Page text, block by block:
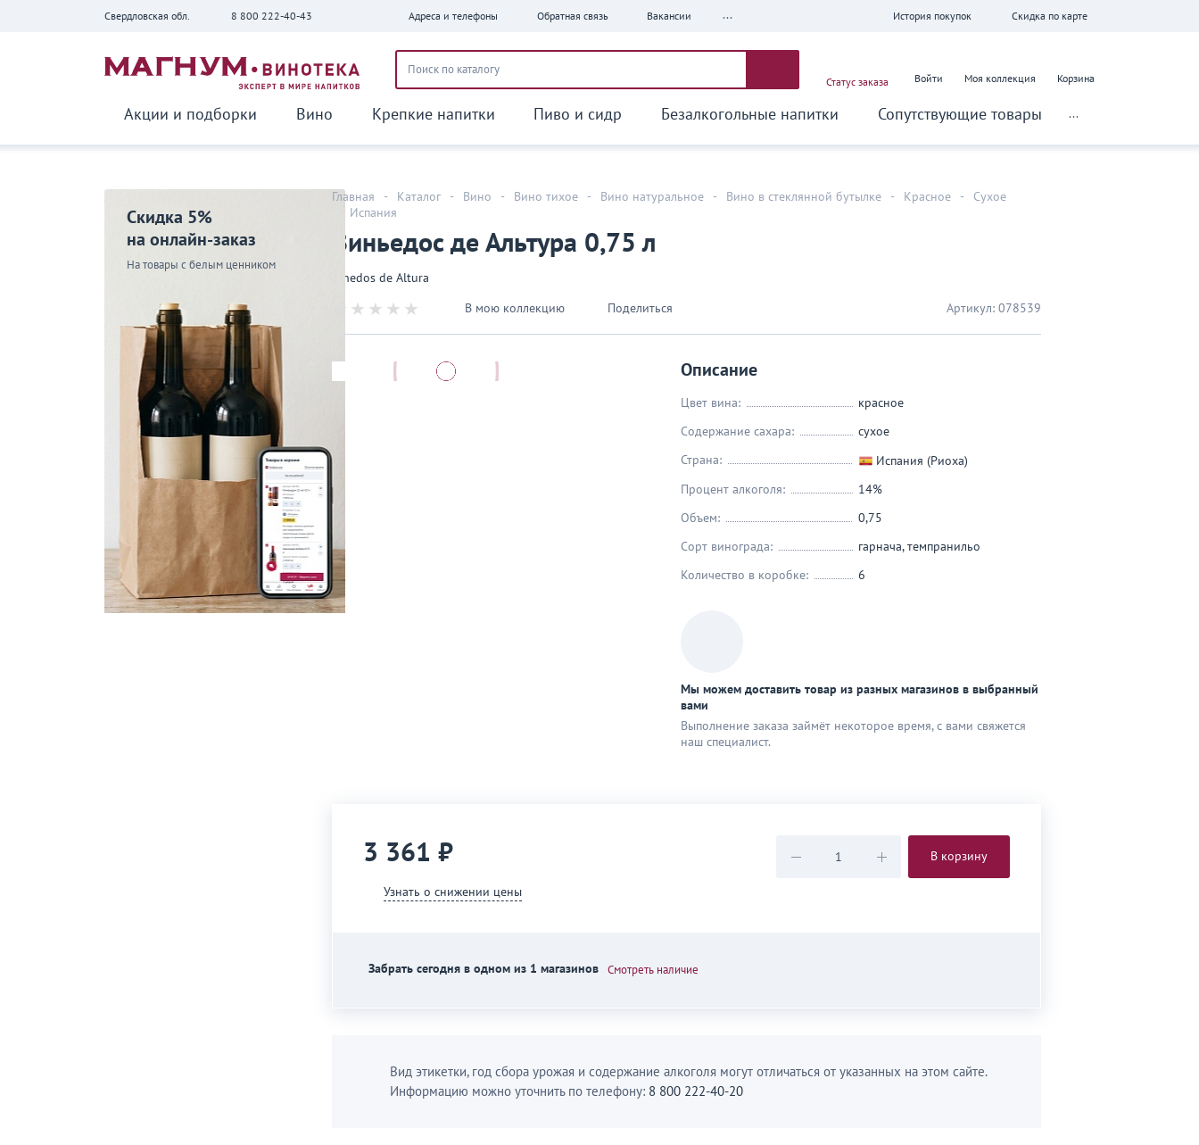
Свердловская обл. 8 800 222-40-43 Адреса и телефоны Обратная связь Вакансии ... История покупок Скидка по карте
Статус заказа Войти Моя коллекция Корзина
Акции и подборки Вино Крепкие напитки Пиво и сидр Безалкогольные напитки Сопутствующие товары ...
Скидка 5%
на онлайн-заказ
На товары с белым ценником
Главная - Каталог - Вино - Вино тихое - Вино натуральное - Вино в стеклянной бутылке - Красное -
Сухое
Испания
Виньедос де Альтура 0,75 л
Vinedos de Altura
В мою коллекцию
Поделиться Артикул: 078539
Описание
Цвет вина:
красное
Содержание сахара:
сухое
Страна:
Испания (Риоха)
Процент алкоголя:
14%
Объем:
0,75
Сорт винограда:
гарнача,темпранильо
Количество в коробке:
6
Мы можем доставить товар из разных магазинов в выбранный
вами
Выполнение заказа займёт некоторое время, с вами свяжется
наш специaлист.
3 361 ₽
Узнать о снижении цены
В корзину
Забрать сегодня в одном из 1 магазинов Смотреть наличие
Вид этикетки, год сбора урожая и содержание алкоголя могут отличаться от указанных на этом сайте.
Информацию можно уточнить по телефону: 8 800 222-40-20